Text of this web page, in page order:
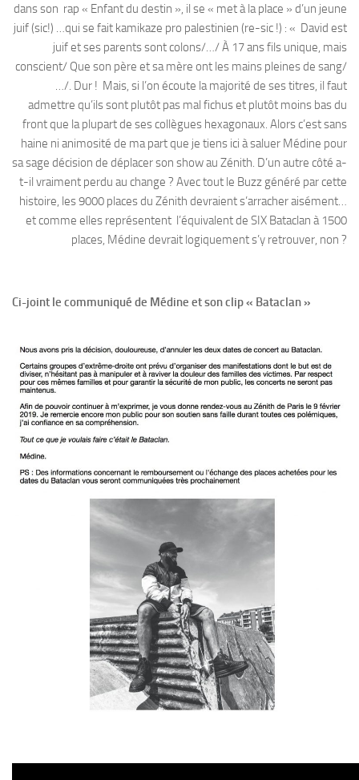
dans son rap « Enfant du destin », il se « met à la place » d’un jeune
juif (sic!) …qui se fait kamikaze pro palestinien (re-sic !) : « David est
juif et ses parents sont colons/…/ À 17 ans fils unique, mais
conscient/ Que son père et sa mère ont les mains pleines de sang/
…/. Dur ! Mais, si l’on écoute la majorité de ses titres, il faut
admettre qu’ils sont plutôt pas mal fichus et plutôt moins bas du
front que la plupart de ses collègues hexagonaux. Alors c’est sans
haine ni animosité de ma part que je tiens ici à saluer Médine pour
sa sage décision de déplacer son show au Zénith. D’un autre côté a-
t-il vraiment perdu au change ? Avec tout le Buzz généré par cette
histoire, les 9000 places du Zénith devraient s’arracher aisément…
et comme elles représentent l’équivalent de SIX Bataclan à 1500
places, Médine devrait logiquement s’y retrouver, non ?
Ci-joint le communiqué de Médine et son clip « Bataclan »